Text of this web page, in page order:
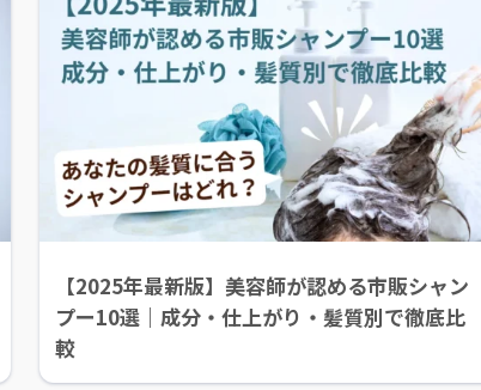
【2025年最新版】美容師が認める市販シャン
プー10選｜成分・仕上がり・髪質別で徹底比
較